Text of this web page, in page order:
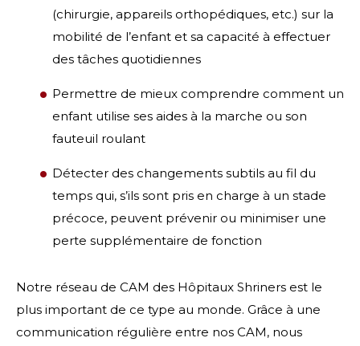
(chirurgie, appareils orthopédiques, etc.) sur la
mobilité de l’enfant et sa capacité à effectuer
des tâches quotidiennes
Permettre de mieux comprendre comment un
enfant utilise ses aides à la marche ou son
fauteuil roulant
Détecter des changements subtils au fil du
temps qui, s’ils sont pris en charge à un stade
précoce, peuvent prévenir ou minimiser une
perte supplémentaire de fonction
Notre réseau de CAM des Hôpitaux Shriners est le
plus important de ce type au monde. Grâce à une
communication régulière entre nos CAM, nous